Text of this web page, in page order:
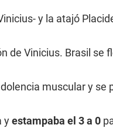
y la atajó
de Vinicius. Brasil se
muscular y se
yestampaba el 3 a 0